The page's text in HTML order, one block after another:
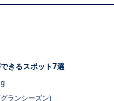
きるスポット7選
ランシーズン)